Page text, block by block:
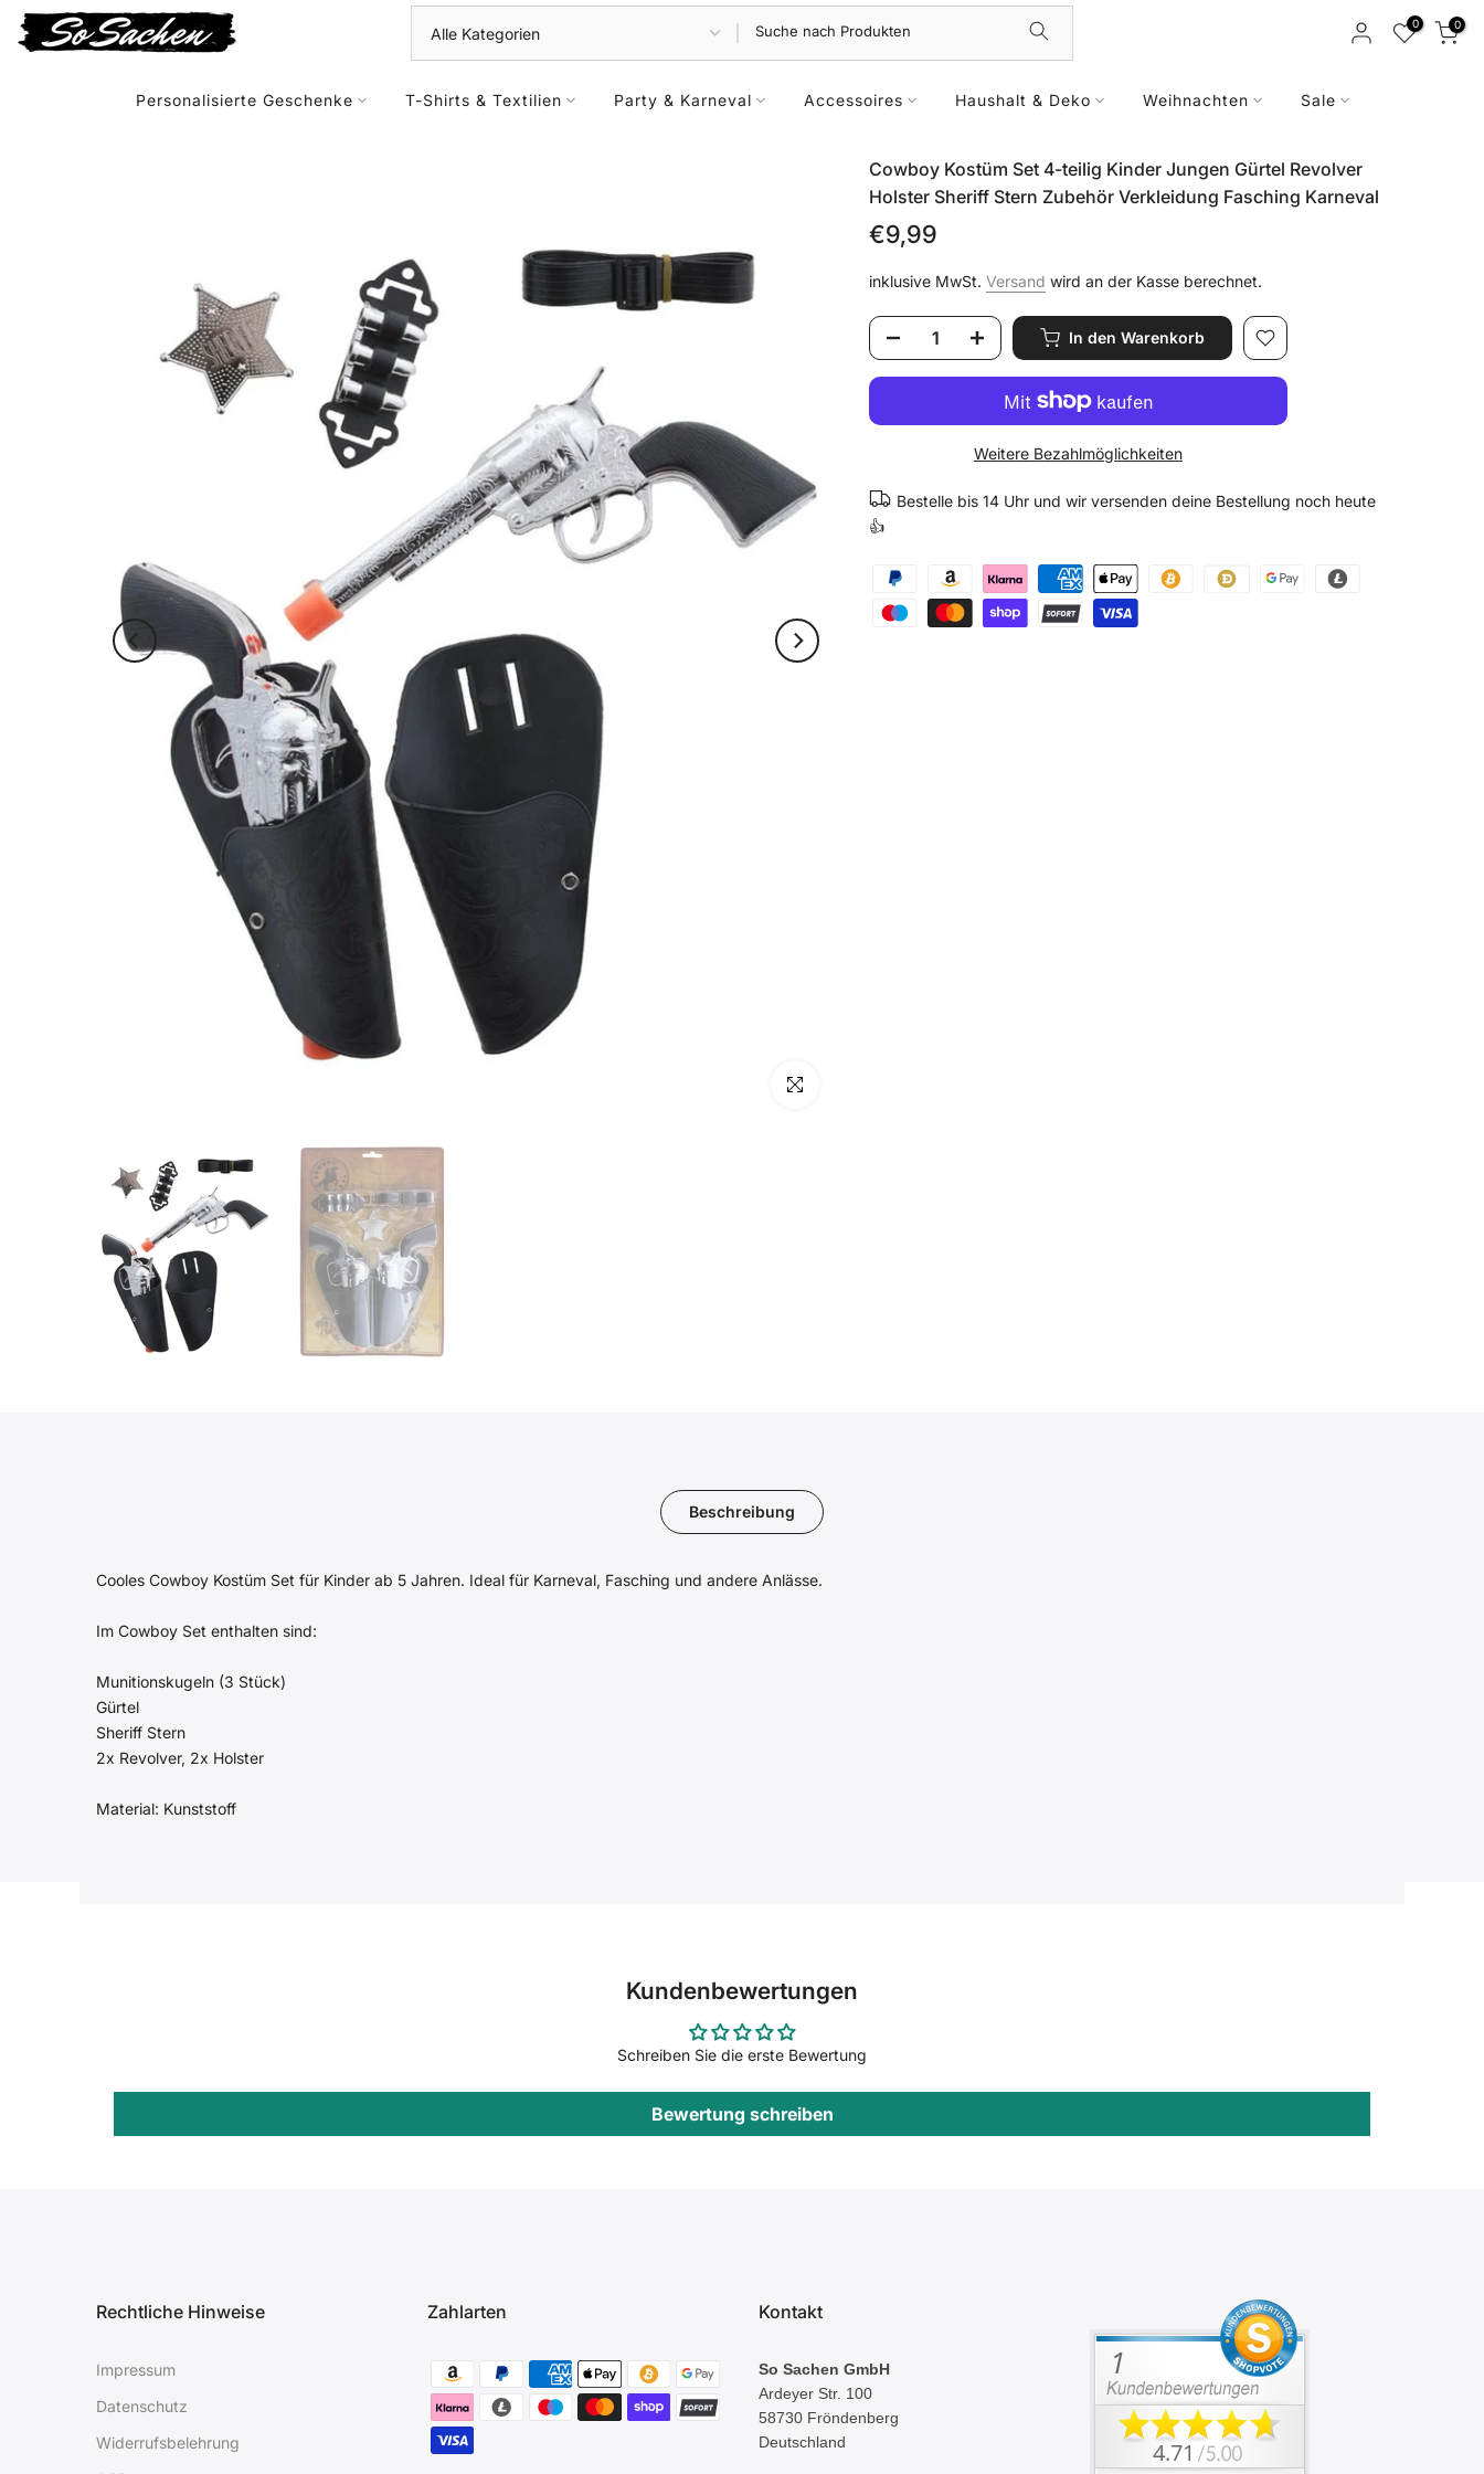
Zum
Kontent
0 0
Personalisierte Geschenke T-Shirts & Textilien Party & Karneval Accessoires Haushalt & Deko Weihnachten Sale
Klicken zum vergrößern
Cowboy Kostüm Set 4-teilig Kinder Jungen Gürtel Revolver
Holster Sheriff Stern Zubehör Verkleidung Fasching Karneval
€9,99
inklusive MwSt. Versand wird an der Kasse berechnet.
In den Warenkorb
Weitere Bezahlmöglichkeiten
Bestelle bis 14 Uhr und wir versenden deine Bestellung noch heute
👍
Beschreibung
Cooles Cowboy Kostüm Set für Kinder ab 5 Jahren. Ideal für Karneval, Fasching und andere Anlässe.
Im Cowboy Set enthalten sind:
Munitionskugeln (3 Stück)
Gürtel
Sheriff Stern
2x Revolver, 2x Holster
Material: Kunststoff
Kundenbewertungen
Schreiben Sie die erste Bewertung
Bewertung schreiben
Rechtliche Hinweise
Impressum
Datenschutz
Widerrufsbelehrung
Zahlarten Kontakt
So Sachen GmbH
Ardeyer Str. 100
58730 Fröndenberg
Deutschland